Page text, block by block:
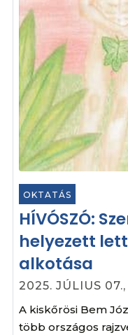
OKTATÁS
HÍVÓSZÓ:
helyezett
alkotása
2025. JÚLIUS 07.,
A kiskőrösi Bem
több országos